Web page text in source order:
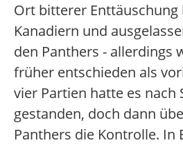
Ort bitterer Enttäuschung
Kanadiern und
den Panthers - allerdings
früher entschieden als
vier Partien hatte es nach
gestanden, doch dann
Panthers die Kontrolle. In